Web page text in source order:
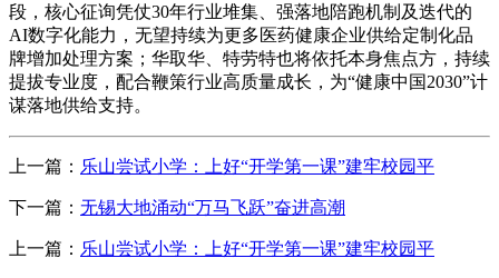
段，核心征询凭仗30年行业堆集、强落地陪跑机制及迭代的
AI数字化能力，无望持续为更多医药健康企业供给定制化品
牌增加处理方案；华取华、特劳特也将依托本身焦点方，持续
提拔专业度，配合鞭策行业高质量成长，为“健康中国2030”计
谋落地供给支持。
上一篇： 乐山尝试小学：上好“开学第一课”建牢校园平
下一篇： 无锡大地涌动“万马飞跃”奋进高潮
上一篇： 乐山尝试小学：上好“开学第一课”建牢校园平